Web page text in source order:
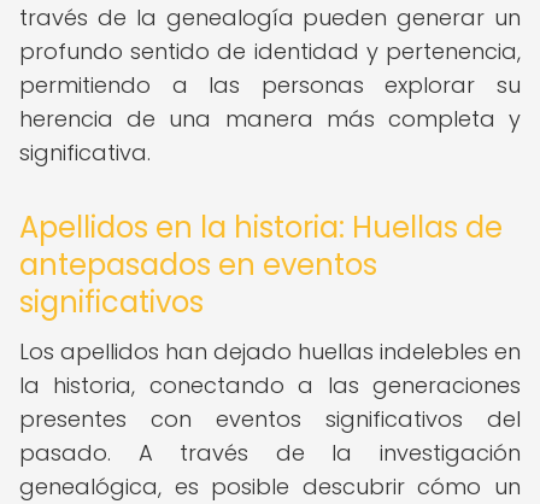
través de la genealogía pueden generar un
profundo sentido de identidad y pertenencia,
permitiendo a las personas explorar su
herencia de una manera más completa y
significativa.
Apellidos en la historia: Huellas de
antepasados en eventos
significativos
Los apellidos han dejado huellas indelebles en
la historia, conectando a las generaciones
presentes con eventos significativos del
pasado. A través de la investigación
genealógica, es posible descubrir cómo un